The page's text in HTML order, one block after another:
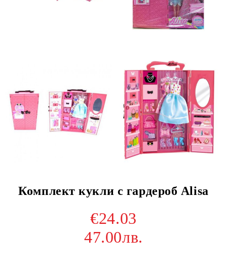
Комплект кукли с гардероб Alisa
€24.03
47.00лв.